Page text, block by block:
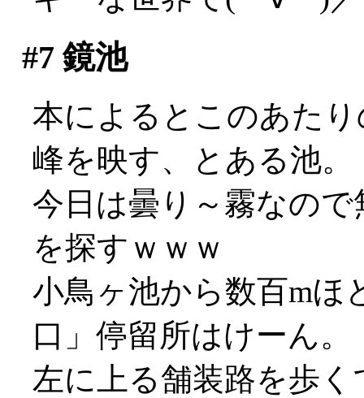
#7 鏡池
本によるとこのあた
峰を映す、とある池。
今日は曇り～霧なの
を探すｗｗｗ
小鳥ヶ池から数百mほ
口」停留所はけーん。
左に上る舗装路を歩